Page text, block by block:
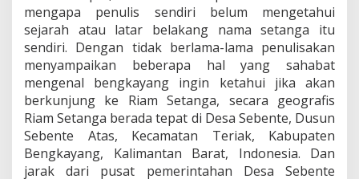
mengapa penulis sendiri belum mengetahui
sejarah atau latar belakang nama setanga itu
sendiri. Dengan tidak berlama-lama penulisakan
menyampaikan beberapa hal yang sahabat
mengenal bengkayang ingin ketahui jika akan
berkunjung ke Riam Setanga, secara geografis
Riam Setanga berada tepat di Desa Sebente, Dusun
Sebente Atas, Kecamatan Teriak, Kabupaten
Bengkayang, Kalimantan Barat, Indonesia. Dan
jarak dari pusat pemerintahan Desa Sebente